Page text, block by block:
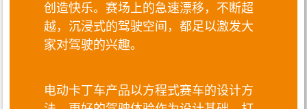
创造快乐。赛场上的急速漂移，不断超
越，沉浸式的驾驶空间，都足以激发大
家对驾驶的兴趣。
电动卡丁车产品以方程式赛车的设计方